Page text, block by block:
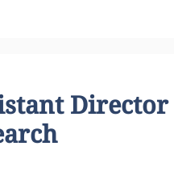
Director